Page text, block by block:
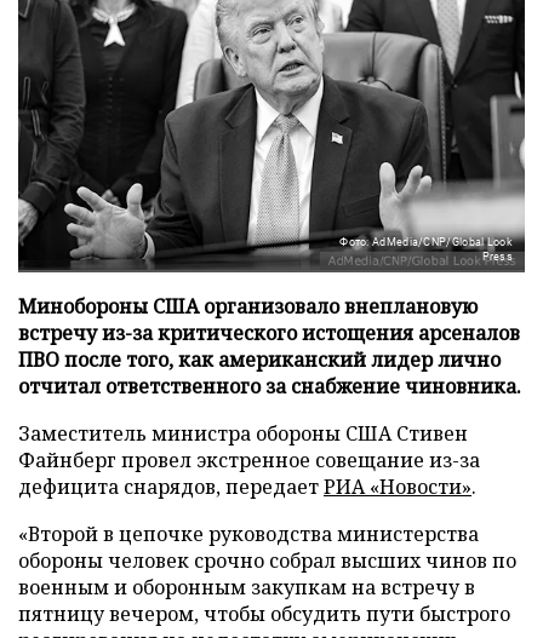
Фото: AdMedia/CNP/Global Look
Press
Минобороны США организовало внеплановую
встречу из-за критического истощения арсеналов
ПВО после того, как американский лидер лично
отчитал ответственного за снабжение чиновника.
Заместитель министра обороны США Стивен
Файнберг провел экстренное совещание из-за
дефицита снарядов, передаетРИА «Новости».
«Второй в цепочке руководства министерства
обороны человек срочно собрал высших чинов по
военным и оборонным закупкам на встречу в
пятницу вечером, чтобы обсудить пути быстрого